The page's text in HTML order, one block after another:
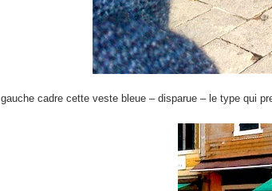
gauche cadre cette veste bleue – disparue – le type qui